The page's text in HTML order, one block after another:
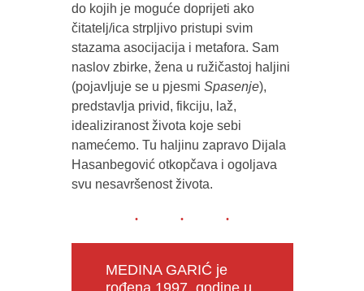
do kojih je moguće doprijeti ako
čitatelj/ica strpljivo pristupi svim
stazama asocijacija i metafora. Sam
naslov zbirke, žena u ružičastoj haljini
(pojavljuje se u pjesmi Spasenje),
predstavlja privid, fikciju, laž,
idealiziranost života koje sebi
namećemo. Tu haljinu zapravo Dijala
Hasanbegović otkopčava i ogoljava
svu nesavršenost života.
MEDINA GARIĆ je